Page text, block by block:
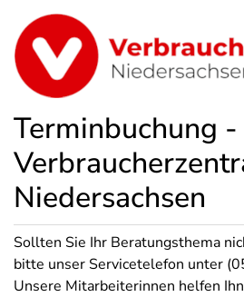
Terminbuchung -
Niedersachsen
Sollten Sie Ihr Beratungsthema
bitte unser Servicetelefon unter
Unsere Mitarbeiterinnen helfen